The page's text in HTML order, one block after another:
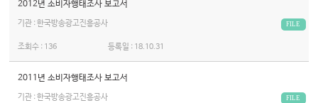
2012년 소비자행태조사 보고서
기관 : 한국방송광고진흥공사 FILE
조회수 : 136 등록일 : 18.10.31
2011년 소비자행태조사 보고서
기관 : 한국방송광고진흥공사 FILE